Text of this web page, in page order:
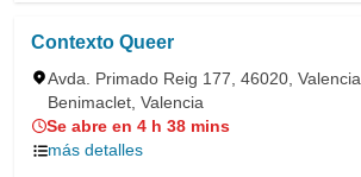
Contexto Queer
Avda. Primado Reig 177, 46020, Valencia,
Benimaclet, Valencia
Se abre en 4 h 38 mins
más detalles